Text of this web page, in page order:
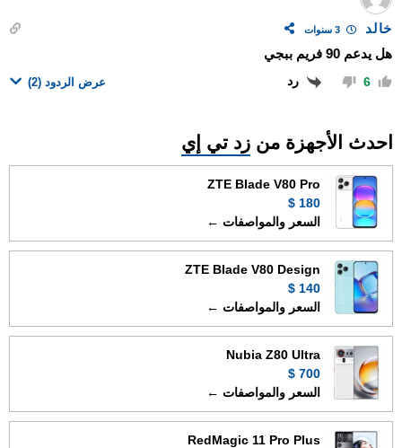
خالد
هل يدعم 90 فريم ببجي
6 رد عرض الردود (2)
احدث الأجهزة من زد تي إي
ZTE Blade V80 Pro
180 $
السعر والمواصفات ←
ZTE Blade V80 Design
140 $
السعر والمواصفات ←
Nubia Z80 Ultra
700 $
السعر والمواصفات ←
RedMagic 11 Pro Plus